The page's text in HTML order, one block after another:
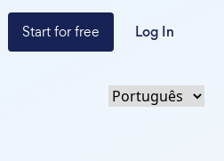
Start for free Log In